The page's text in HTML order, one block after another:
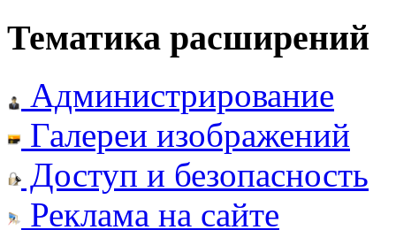
Тематика расширений
Администрирование
Галереи изображений
Доступ и безопасность
Реклама на сайте